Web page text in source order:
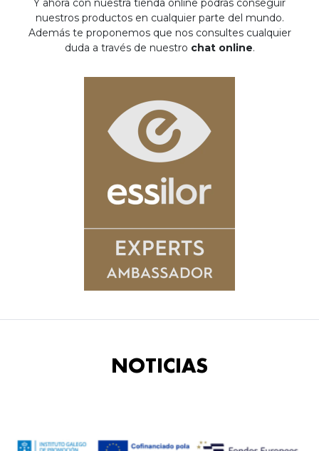
Y ahora con nuestra tienda online podrás conseguir
nuestros productos en cualquier parte del mundo.
Además te proponemos que nos consultes cualquier
duda a través de nuestro chat online.
NOTICIAS